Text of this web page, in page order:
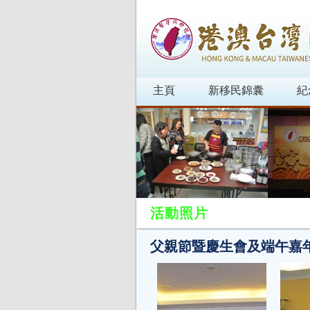
主頁 新移民錦囊 紀
活動照片
父親節暨慶生會及端午嘉